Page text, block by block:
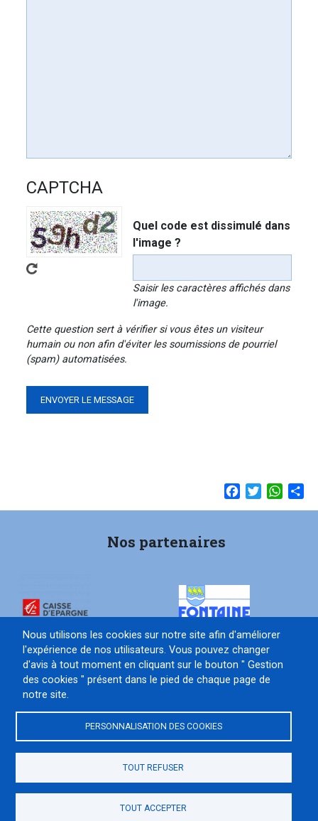
CAPTCHA
Quel code est dissimulé dans
l'image ?
Saisir les caractères affichés dans
l'image.
Cette question sert à vérifier si vous êtes un visiteur
humain ou non afin d'éviter les soumissions de pourriel
(spam) automatisées.
FacebookTwitter
Nos partenaires
Site internet propulsé par
Nous utilisons les cookies sur notre site afin d'améliorer
l'expérience de nos utilisateurs. Vous pouvez changer
d'avis à tout moment en cliquant sur le bouton " Gestion
des cookies " présent dans le pied de chaque page de
notre site.
PERSONNALISATION DES COOKIES
TOUT REFUSER
TOUT ACCEPTER